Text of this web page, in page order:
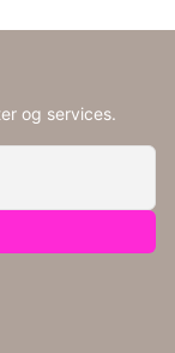
og services.